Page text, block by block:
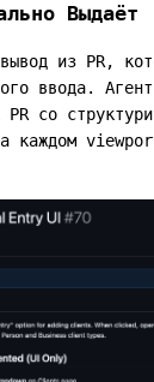
Выдаёт
из PR,
ввода.
PR со
каждом